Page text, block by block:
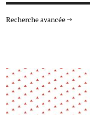
Recherche avancée
Architecture
Arts Design
Énergie